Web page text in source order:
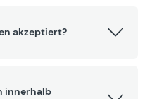
akzeptiert?
innerhalb